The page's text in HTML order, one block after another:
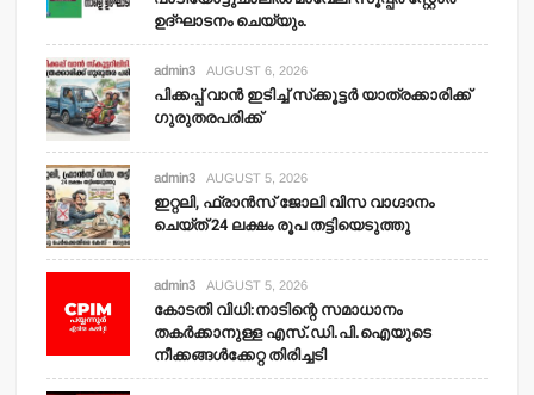
ഉദ്ഘാടനം ചെയ്യും.
admin3 AUGUST 6, 2026
പിക്കപ്പ് വാന്‍ ഇടിച്ച് സ്‌ക്കൂട്ടര്‍ യാത്രക്കാരിക്ക്
ഗുരുതരപരിക്ക്
admin3 AUGUST 5, 2026
ഇറ്റലി, ഫ്രാന്‍സ് ജോലി വിസ വാഗ്ദാനം
ചെയ്ത് 24 ലക്ഷം രൂപ തട്ടിയെടുത്തു
admin3 AUGUST 5, 2026
കോടതി വിധി:നാടിന്റെ സമാധാനം
തകര്‍ക്കാനുള്ള എസ്.ഡി.പി.ഐയുടെ
നീക്കങ്ങള്‍ക്കേറ്റ തിരിച്ചടി